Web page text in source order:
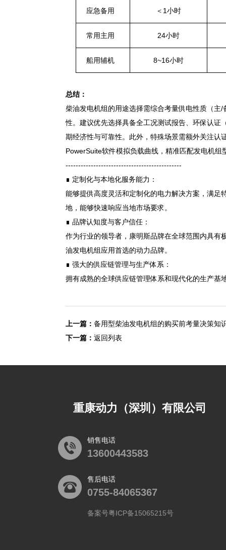
应急备用 ＜1小时
常用主用 24小时
船用辅机 8~16小时
总结：
柴油发电机组的用途选择需综合考量供电性质（
性。建议优先选择具备全工况测试报告、环保认证
期经济性与可靠性。此外，特殊场景需额外关注认
PowerSuite软件模拟负载曲线，精准匹配发电机组
----------------------------------------------
∎ 定制化与本地化服务能力：
能够提供高度灵活和定制化的电力解决方案，满足
地，能够快速响应当地市场要求。
∎ 品牌认知度与客户信任：
作为行业的领导者，康明斯品牌在全球范围内具有
油发电机组应用首选的动力品牌。
∎ 强大的供应链管理与生产体系：
拥有成熟的全球供应链管理体系和现代化的生产基
上一篇： 备用型柴油发电机组的购买前考量决策知
下一篇： 返回列表
重康动力（深圳）有限公司
销售电话
13600443583
售后电话
0755-84065367
备案号粤ICP备15065215号